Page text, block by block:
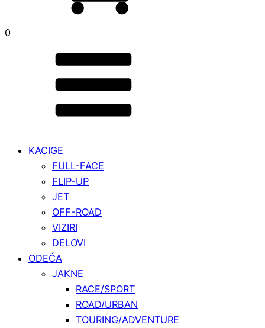
0
KACIGE
FULL-FACE
FLIP-UP
JET
OFF-ROAD
VIZIRI
DELOVI
ODEĆA
JAKNE
RACE/SPORT
ROAD/URBAN
TOURING/ADVENTURE